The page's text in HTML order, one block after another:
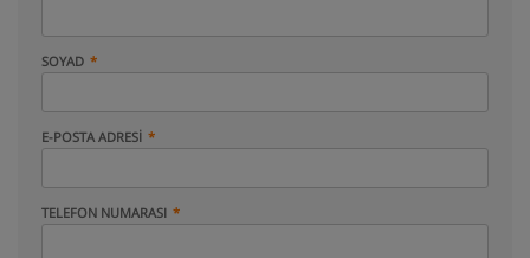
SOYAD
E-POSTA ADRESI
TELEFON NUMARASI